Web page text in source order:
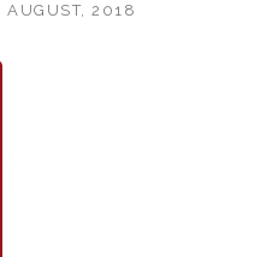
AUGUST, 2018